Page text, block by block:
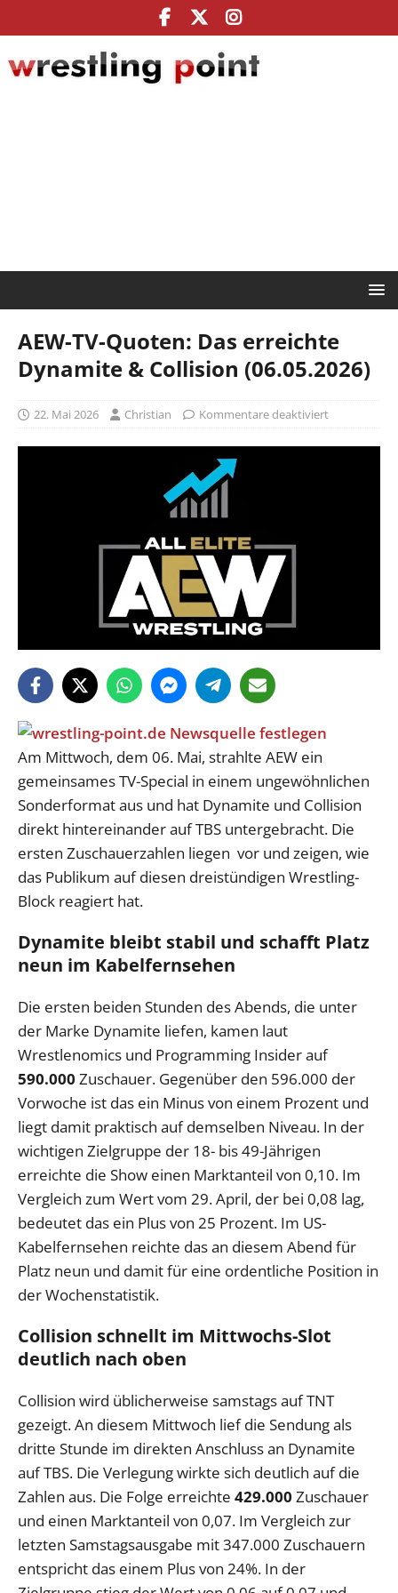
AEW-TV-Quoten: Das erreichte
Dynamite & Collision (06.05.2026)
22. Mai 2026 Christian Kommentare deaktiviert
Am Mittwoch, dem 06. Mai, strahlte AEW ein
gemeinsames TV-Special in einem ungewöhnlichen
Sonderformat aus und hat Dynamite und Collision
direkt hintereinander auf TBS untergebracht. Die
ersten Zuschauerzahlen liegen vor und zeigen, wie
das Publikum auf diesen dreistündigen Wrestling-
Block reagiert hat.
Dynamite bleibt stabil und schafft Platz
neun im Kabelfernsehen
Die ersten beiden Stunden des Abends, die unter
der Marke Dynamite liefen, kamen laut
Wrestlenomics und Programming Insider auf
590.000 Zuschauer. Gegenüber den 596.000 der
Vorwoche ist das ein Minus von einem Prozent und
liegt damit praktisch auf demselben Niveau. In der
wichtigen Zielgruppe der 18- bis 49-Jährigen
erreichte die Show einen Marktanteil von 0,10. Im
Vergleich zum Wert vom 29. April, der bei 0,08 lag,
bedeutet das ein Plus von 25 Prozent. Im US-
Kabelfernsehen reichte das an diesem Abend für
Platz neun und damit für eine ordentliche Position in
der Wochenstatistik.
Collision schnellt im Mittwochs-Slot
deutlich nach oben
Collision wird üblicherweise samstags auf TNT
gezeigt. An diesem Mittwoch lief die Sendung als
dritte Stunde im direkten Anschluss an Dynamite
auf TBS. Die Verlegung wirkte sich deutlich auf die
Zahlen aus. Die Folge erreichte 429.000 Zuschauer
und einen Marktanteil von 0,07. Im Vergleich zur
letzten Samstagsausgabe mit 347.000 Zuschauern
entspricht das einem Plus von 24%. In der